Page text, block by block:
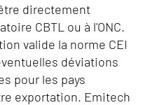
directement
CBTL ou à l'ONC.
valide la norme CEI
déviations
pour les pays
exportation. Emitech